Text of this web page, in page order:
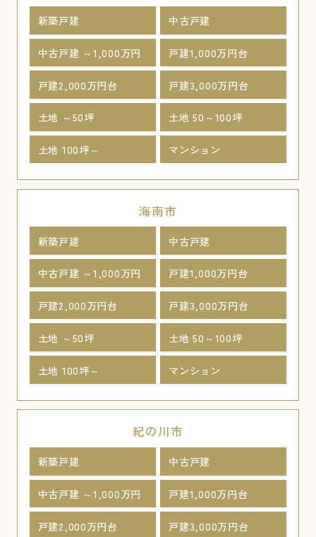
新築戸建 中古戸建
中古戸建 ～1,000万円 戸建1,000万円台
戸建2,000万円台 戸建3,000万円台
土地 ～50坪 土地 50～100坪
土地 100坪～ マンション
海南市
新築戸建 中古戸建
中古戸建 ～1,000万円 戸建1,000万円台
戸建2,000万円台 戸建3,000万円台
土地 ～50坪 土地 50～100坪
土地 100坪～ マンション
紀の川市
新築戸建 中古戸建
中古戸建 ～1,000万円 戸建1,000万円台
戸建2,000万円台 戸建3,000万円台